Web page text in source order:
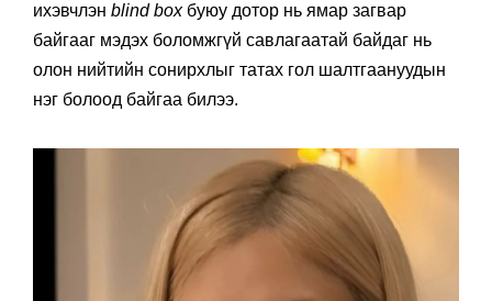
ихэвчлэн blind boxбуюу дотор нь ямар загвар
байгааг мэдэх боломжгүй савлагаатай байдаг нь
олон нийтийн сонирхлыг татах гол шалтгаануудын
нэг болоод байгаа билээ.